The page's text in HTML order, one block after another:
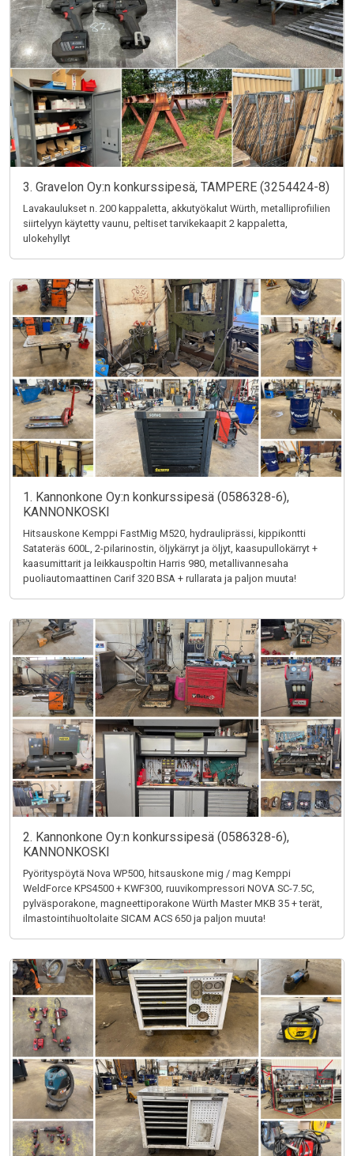
3. Gravelon Oy:n konkurssipesä, TAMPERE (3254424-8)
Lavakaulukset n. 200 kappaletta, akkutyökalut Würth, metalliprofiilien
siirtelyyn käytetty vaunu, peltiset tarvikekaapit 2 kappaletta,
ulokehyllyt
1. Kannonkone Oy:n konkurssipesä (0586328-6),
KANNONKOSKI
Hitsauskone Kemppi FastMig M520, hydrauliprässi, kippikontti
Satateräs 600L, 2-pilarinostin, öljykärryt ja öljyt, kaasupullokärryt +
kaasumittarit ja leikkauspoltin Harris 980, metallivannesaha
puoliautomaattinen Carif 320 BSA + rullarata ja paljon muuta!
2. Kannonkone Oy:n konkurssipesä (0586328-6),
KANNONKOSKI
Pyörityspöytä Nova WP500, hitsauskone mig / mag Kemppi
WeldForce KPS4500 + KWF300, ruuvikompressori NOVA SC-7.5C,
pylväsporakone, magneettiporakone Würth Master MKB 35 + terät,
ilmastointihuoltolaite SICAM ACS 650 ja paljon muuta!